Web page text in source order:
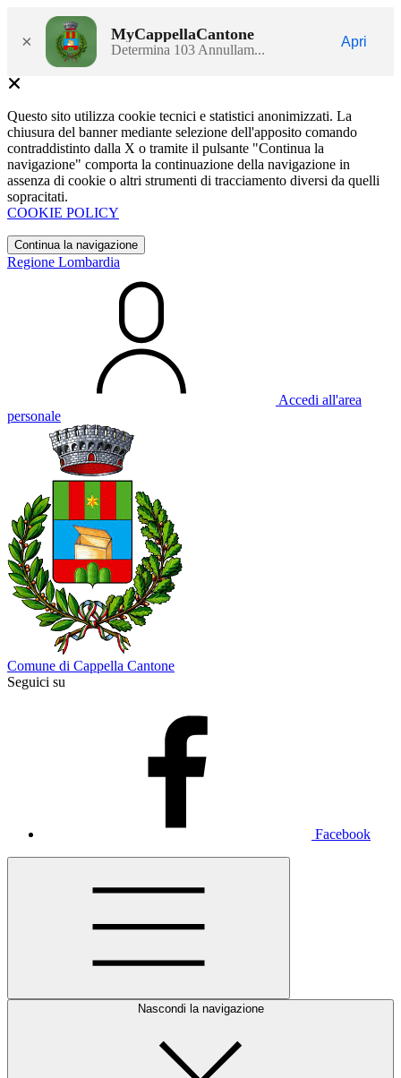
× MyCappellaCantone
Determina 103 Annullam...
Apri
Questo sito utilizza cookie tecnici e statistici anonimizzati. La
chiusura del banner mediante selezione dell'apposito comando
contraddistinto dalla X o tramite il pulsante "Continua la
navigazione" comporta la continuazione della navigazione in
assenza di cookie o altri strumenti di tracciamento diversi da quelli
sopracitati.
COOKIE POLICY
Continua la navigazione
Regione Lombardia
Accedi all'area
personale
Comune di Cappella Cantone
Seguici su
Facebook
Nascondi la navigazione